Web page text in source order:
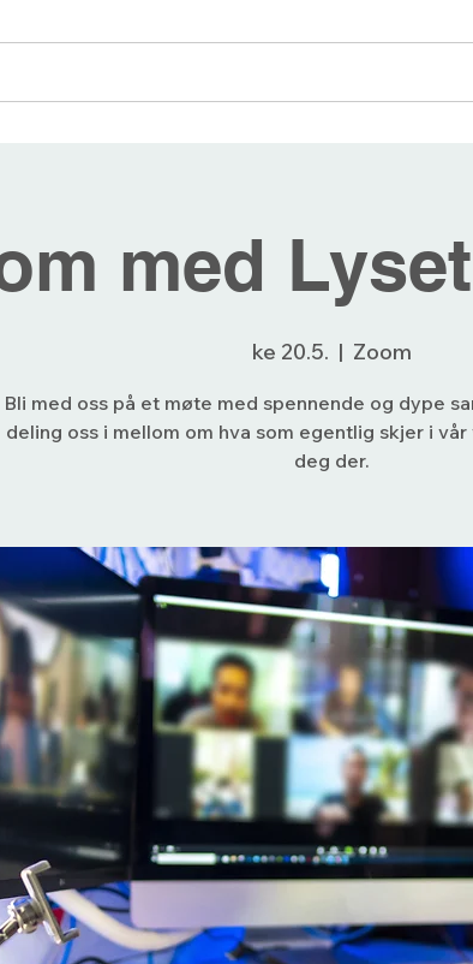
med
ke 20.5.
  |
Zoom
Bli med oss på et møte med spennende og dype
deling oss i mellom om hva som egentlig skjer i
deg der.